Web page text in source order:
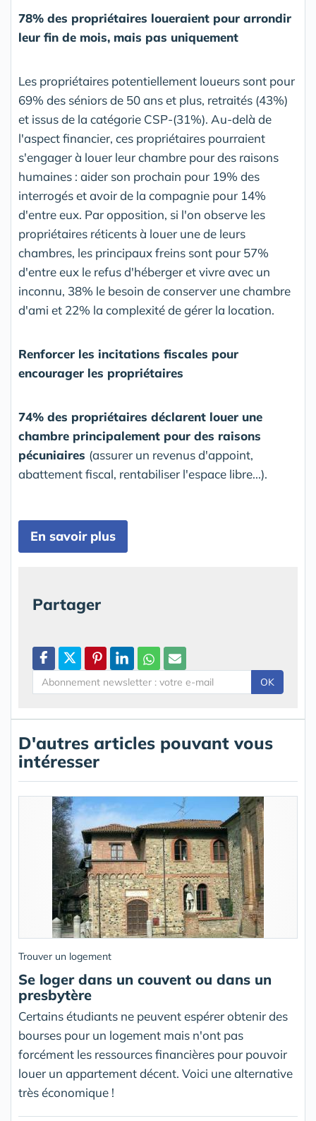
78% des propriétaires loueraient pour arrondir
leur fin de mois, mais pas uniquement
Les propriétaires potentiellement loueurs sont pour
69% des séniors de 50 ans et plus, retraités (43%)
et issus de la catégorie CSP-(31%). Au-delà de
l'aspect financier, ces propriétaires pourraient
s'engager à louer leur chambre pour des raisons
humaines : aider son prochain pour 19% des
interrogés et avoir de la compagnie pour 14%
d'entre eux. Par opposition, si l'on observe les
propriétaires réticents à louer une de leurs
chambres, les principaux freins sont pour 57%
d'entre eux le refus d'héberger et vivre avec un
inconnu, 38% le besoin de conserver une chambre
d'ami et 22% la complexité de gérer la location.
Renforcer les incitations fiscales pour
encourager les propriétaires
74% des propriétaires déclarent louer une
chambre principalement pour des raisons
pécuniaires (assurer un revenus d'appoint,
abattement fiscal, rentabiliser l'espace libre...).
En savoir plus
Partager
OK
D'autres articles pouvant vous
intéresser
Trouver un logement
Se loger dans un couvent ou dans un
presbytère
Certains étudiants ne peuvent espérer obtenir des
bourses pour un logement mais n'ont pas
forcément les ressources financières pour pouvoir
louer un appartement décent. Voici une alternative
très économique !